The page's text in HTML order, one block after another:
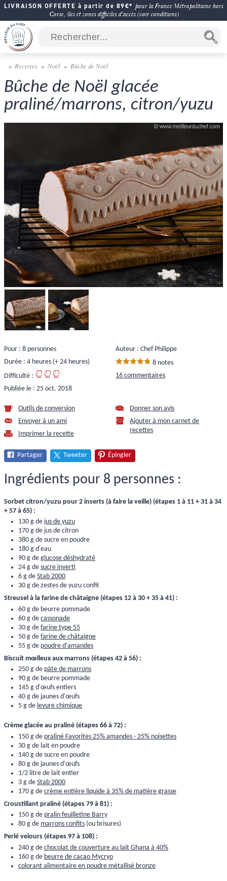
LIVRAISON OFFERTE à partir de 89€* pour la France Métropolitaine hors
Corse, îles et zones difficiles d'accès (voir conditions)
Recettes Noël Bûche de Noël
Bûche de Noël glacée
praliné/marrons, citron/yuzu
Pour : 8 personnes
Durée : 4 heures (+ 24 heures)
Difficulté :
Publiée le : 25 oct. 2018
Auteur : Chef Philippe
8 notes
16 commentaires
Outils de conversion
Envoyer à un ami
Imprimer la recette
Donner son avis
Ajouter à mon carnet de
recettes
Partager Tweeter Épingler
Ingrédients pour 8 personnes :
Sorbet citron/yuzu pour 2 inserts (à faire la veille) (étapes 1 à 11 + 31 à 34
+ 57 à 65) :
130 g de jus de yuzu
170 g de jus de citron
380 g de sucre en poudre
180 g d'eau
90 g de glucose déshydraté
24 g de sucre inverti
6 g de Stab 2000
30 g de zestes de yuzu confit
Streusel à la farine de châtaigne (étapes 12 à 30 + 35 à 41) :
60 g de beurre pommade
60 g de cassonade
30 g de farine type 55
50 g de farine de châtaigne
55 g de poudre d'amandes
Biscuit mœlleux aux marrons (étapes 42 à 56) :
250 g de pâte de marrons
90 g de beurre pommade
145 g d'œufs entiers
40 g de jaunes d'œufs
5 g de levure chimique
Crème glacée au praliné (étapes 66 à 72) :
150 g de praliné Favorites 25% amandes - 25% noisettes
30 g de lait en poudre
140 g de sucre en poudre
80 g de jaunes d'œufs
1/2 litre de lait entier
3 g de Stab 2000
170 g de crème entière liquide à 35% de matière grasse
Croustillant praliné (étapes 79 à 81) :
150 g de pralin feuilletine Barry
80 g de marrons confits (ou brisures)
Perlé velours (étapes 97 à 108) :
240 g de chocolat de couverture au lait Ghana à 40%
160 g de beurre de cacao Mycryo
colorant alimentaire en poudre métallisé bronze